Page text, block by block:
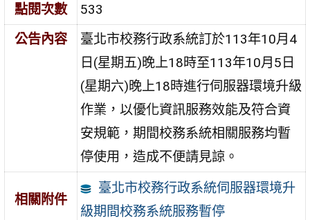
點閱次數
533
公告內容
臺北市校務行政系統訂於113年10月4
日(星期五)晚上18時至113年10月5日
(星期六)晚上18時進行伺服器環境升級
作業，以優化資訊服務效能及符合資
安規範，期間校務系統相關服務均暫
停使用，造成不便請見諒。
相關附件
臺北市校務行政系統伺服器環境升
級期間校務系統服務暫停